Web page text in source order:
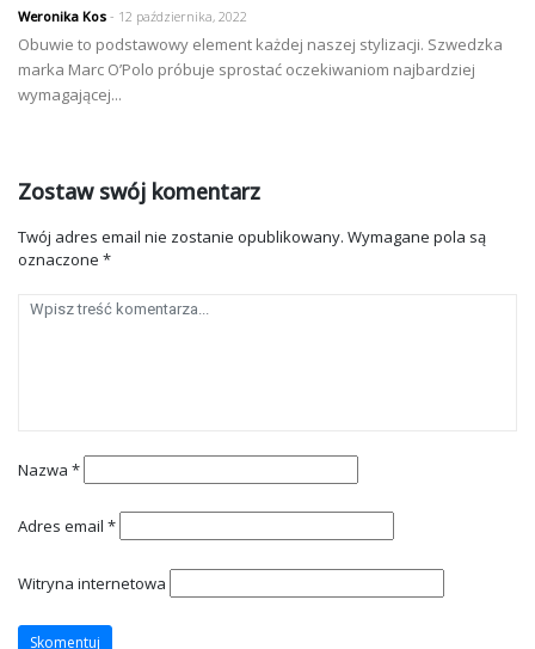
Weronika Kos - 12 października, 2022
Obuwie to podstawowy element każdej naszej stylizacji. Szwedzka
marka Marc O’Polo próbuje sprostać oczekiwaniom najbardziej
wymagającej...
Zostaw swój komentarz
Twój adres email nie zostanie opublikowany. Wymagane pola są
oznaczone *
Nazwa *
Adres email *
Witryna internetowa